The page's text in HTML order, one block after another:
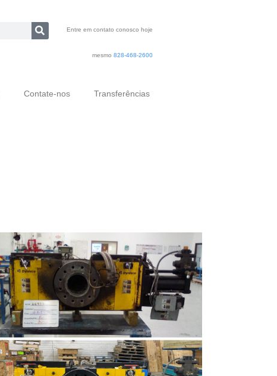
Entre em contato conosco hoje
mesmo828-468-2600
Contate-nos Transferências